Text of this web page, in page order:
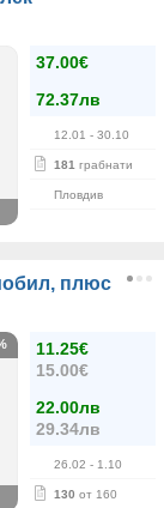
37.00€
72.37лв
12.01 - 30.10
181 грабнати
Пловдив
плюс
11.25€
15.00€
22.00лв
29.34лв
26.02 - 1.10
130 от 160